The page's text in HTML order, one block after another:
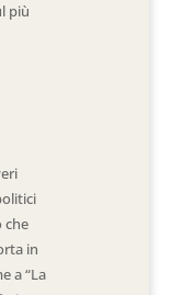
più
che
in
a “La